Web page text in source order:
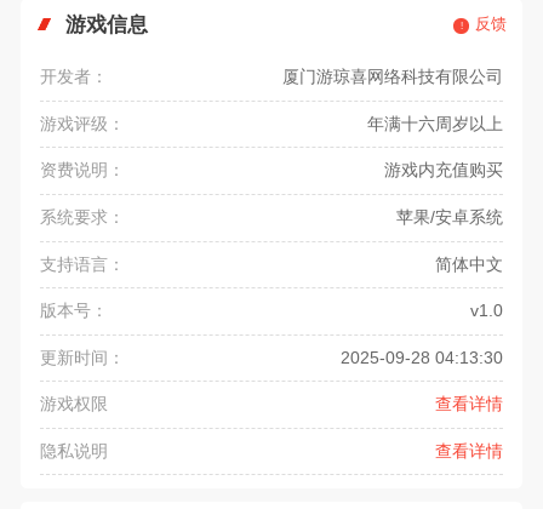
游戏信息 反馈
开发者： 厦门游琼喜网络科技有限公司
游戏评级： 年满十六周岁以上
资费说明： 游戏内充值购买
系统要求： 苹果/安卓系统
支持语言： 简体中文
版本号： v1.0
更新时间： 2025-09-28 04:13:30
游戏权限 查看详情
隐私说明 查看详情